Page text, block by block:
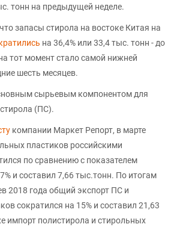
тонн на предыдущей неделе.
запасы стирола на востоке Китая на
на 36,4% или 33,4 тыс. тонн - до
тот момент стало самой нижней
шесть месяцев.
сырьевым компонентом для
(ПС).
компании Маркет Репорт, в марте
пластиков российскими
по сравнению с показателем
и составил 7,66 тыс.тонн. По итогам
2018 года общий экспорт ПС и
сократился на 15% и составил 21,63
импорт полистирола и стирольных